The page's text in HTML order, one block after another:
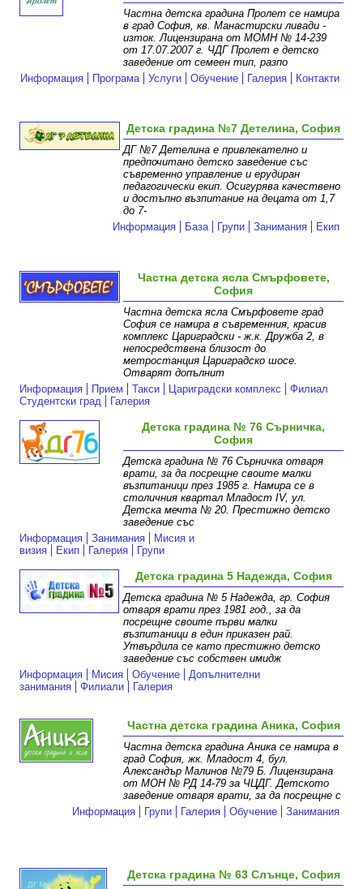
Частна детска градина Пролет се намира
в град София, кв. Манастирски ливади -
изток. Лицензирана от МОМН № 14-239
от 17.07.2007 г. ЧДГ Пролет е детско
заведение от семеен тип, разпо
Информация
Програма Услуги Обучение Галерия Контакти
Детска градина №7 Детелина, София
ДГ №7 Детелина е привлекателно и
предпочитано детско заведение със
съвременно управление и ерудиран
педагогически екип. Осигурява качествено
и достъпно възпитание на децата от 1,7
до 7-
Информация
База Групи Занимания Екип
Частна детска ясла Смърфовете,
София
Частна детска ясла Смърфовете град
София се намира в съвременния, красив
комплекс Цариградски - ж.к. Дружба 2, в
непосредствена близост до
метростанция Цариградско шосе.
Отварят допълнит
Информация
Прием Такси Цариградски комплекс
Филиал
Студентски град
Галерия
Детска градина № 76 Сърничка,
София
Детска градина № 76 Сърничка отваря
врати, за да посрещне своите малки
възпитаници през 1985 г. Намира се в
столичния квартал Младост IV, ул.
Детска мечта № 20. Престижно детско
заведение със
Информация
Занимания
Мисия и
визия
Екип Галерия Групи
Детска градина 5 Надежда, София
Детска градина № 5 Надежда, гр. София
отваря врати през 1981 год., за да
посрещне своите първи малки
възпитаници в един приказен рай.
Утвърдила се като престижно детско
заведение със собствен имидж
Информация
Мисия Обучение
Допълнителни
занимания
Филиали Галерия
Частна детска градина Аника, София
Частна детска градина Аника се намира в
град София, жк. Младост 4, бул.
Александър Малинов №79 Б. Лицензирана
от МОН № РД 14-79 за ЧЦДГ. Детското
заведение отваря врати, за да посрещне с
Информация
Групи Галерия Обучение Занимания
Детска градина № 63 Слънце, София